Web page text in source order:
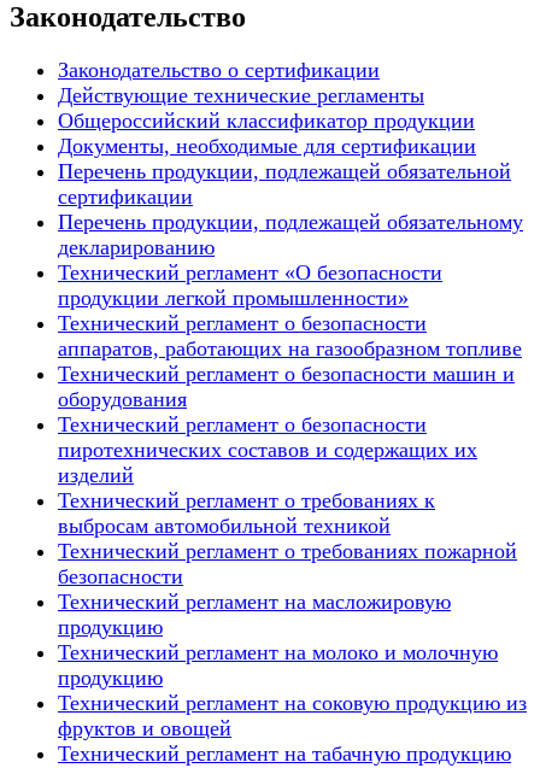
Законодательство
Законодательство о сертификации
Действующие технические регламенты
Общероссийский классификатор продукции
Документы, необходимые для сертификации
Перечень продукции, подлежащей обязательной
сертификации
Перечень продукции, подлежащей обязательному
декларированию
Технический регламент «О безопасности
продукции легкой промышленности»
Технический регламент о безопасности
аппаратов, работающих на газообразном топливе
Технический регламент о безопасности машин и
оборудования
Технический регламент о безопасности
пиротехнических составов и содержащих их
изделий
Технический регламент о требованиях к
выбросам автомобильной техникой
Технический регламент о требованиях пожарной
безопасности
Технический регламент на масложировую
продукцию
Технический регламент на молоко и молочную
продукцию
Технический регламент на соковую продукцию из
фруктов и овощей
Технический регламент на табачную продукцию